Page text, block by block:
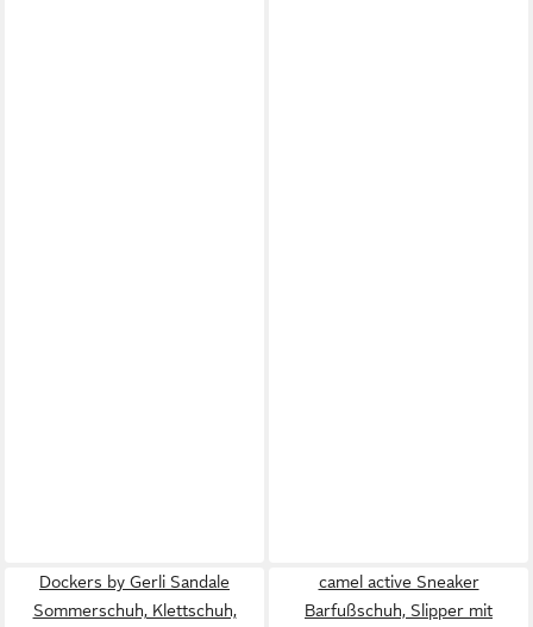
Dockers by Gerli Sandale
Sommerschuh, Klettschuh,
camel active Sneaker
Barfußschuh, Slipper mit